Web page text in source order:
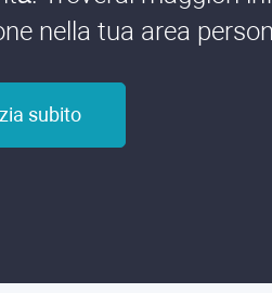
nella tua area
subito